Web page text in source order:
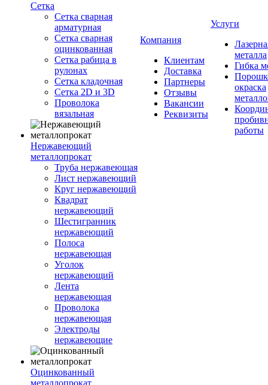
Сетка
Сетка сварная
арматурная
Сетка сварная
оцинкованная
Сетка рабица в
рулонах
Сетка кладочная
Сетка 2D и 3D
Проволока
вязальная
Нержавеющий
металлопрокат
Труба нержавеющая
Лист нержавеющий
Круг нержавеющий
Квадрат
нержавеющий
Шестигранник
нержавеющий
Полоса
нержавеющая
Уголок
нержавеющий
Лента
нержавеющая
Проволока
нержавеющая
Электроды
нержавеющие
Оцинкованный
металлопрокат
Компания
Клиентам
Доставка
Партнеры
Отзывы
Вакансии
Реквизиты
Услуги
металла
Гибка
окраска
работы